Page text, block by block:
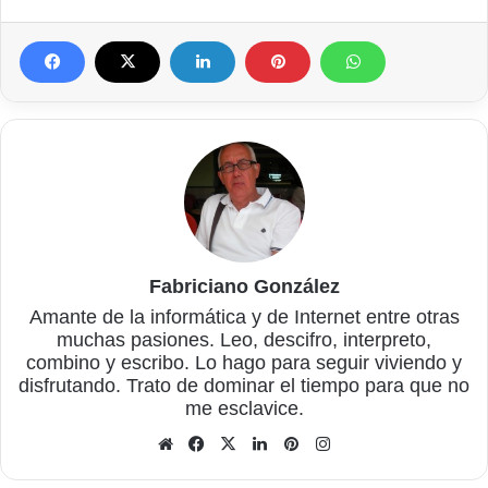
Fabriciano González
Amante de la informática y de Internet entre otras
muchas pasiones. Leo, descifro, interpreto,
combino y escribo. Lo hago para seguir viviendo y
disfrutando. Trato de dominar el tiempo para que no
me esclavice.
Sitio
Facebook
X LinkedInPinterest